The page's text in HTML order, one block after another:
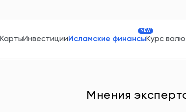
КартыИнвестицииИсламские финансы
NEW
Курс
Мнения